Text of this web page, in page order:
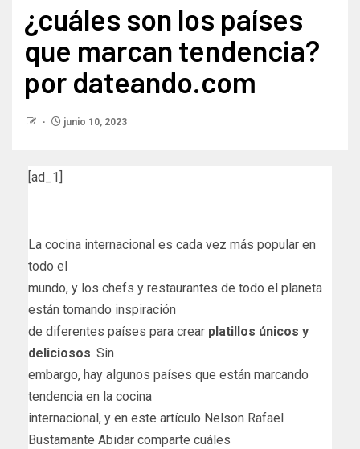
¿cuáles son los países
que marcan tendencia?
por dateando.com
junio 10, 2023
[ad_1]
La cocina internacional es cada vez más popular en
todo el
mundo, y los chefs y restaurantes de todo el planeta
están tomando inspiración
de diferentes países para crear platillos únicos y
deliciosos. Sin
embargo, hay algunos países que están marcando
tendencia en la cocina
internacional, y en este artículo Nelson Rafael
Bustamante Abidar comparte cuáles